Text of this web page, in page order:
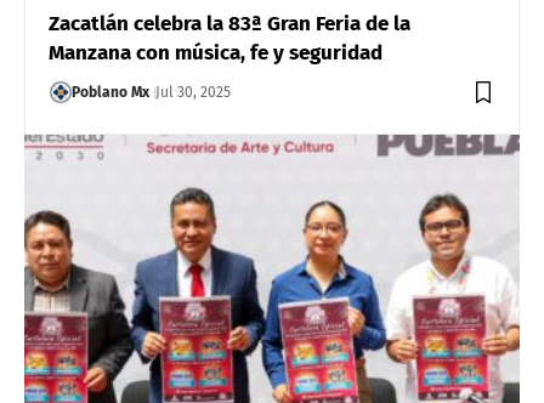
Zacatlán celebra la 83ª Gran Feria de la
Manzana con música, fe y seguridad
Poblano Mx Jul 30, 2025